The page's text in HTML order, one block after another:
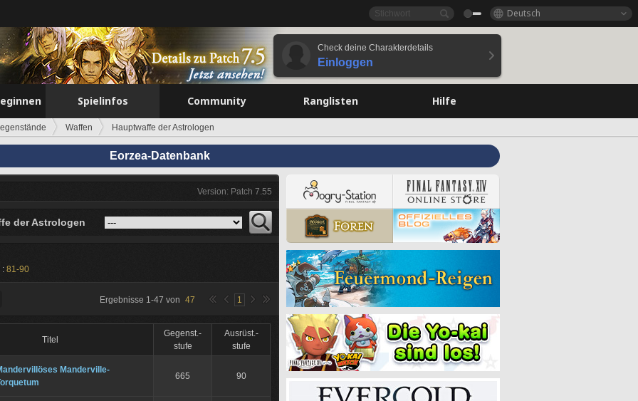
Deutsch
Check deine Charakterdetails
Einloggen
Spielinfos Community Ranglisten Hilfe
Waffen Hauptwaffe der Astrologen
Eorzea-Datenbank
Version: Patch 7.55
der Astrologen
: 81-90
Ergebnisse 1-47 von 47 1
Titel
Gegenst.-
stufe
Ausrüst.-
stufe
Manderville-
665 90